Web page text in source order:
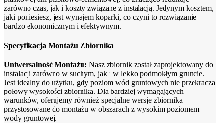
zarówno czas, jak i koszty związane z instalacją. Jedynym kosztem,
jaki poniesiesz, jest wynajem koparki, co czyni to rozwiązanie
bardzo ekonomicznym i efektywnym.
Specyfikacja Montażu Zbiornika
Uniwersalność Montażu: Nasz zbiornik został zaprojektowany do
instalacji zarówno w suchym, jak i w lekko podmokłym gruncie.
Jest idealny do użytku, gdy poziom wód gruntowych nie przekracza
połowy wysokości zbiornika. Dla bardziej wymagających
warunków, oferujemy również specjalne wersje zbiornika
przystosowane do montażu w obszarach z wysokim poziomem
wody gruntowej.